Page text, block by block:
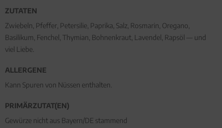
ZUTATEN
Zwiebeln, Pfeffer, Petersilie, Paprika, Salz, Rosmarin, Oregano,
Basilikum, Fenchel, Thymian, Bohnenkraut, Lavendel, Rapsöl — und
viel Liebe.
ALLERGENE
Kann Spuren von Nüssen enthalten.
PRIMÄRZUTAT(EN)
Gewürze nicht aus Bayern/DE stammend